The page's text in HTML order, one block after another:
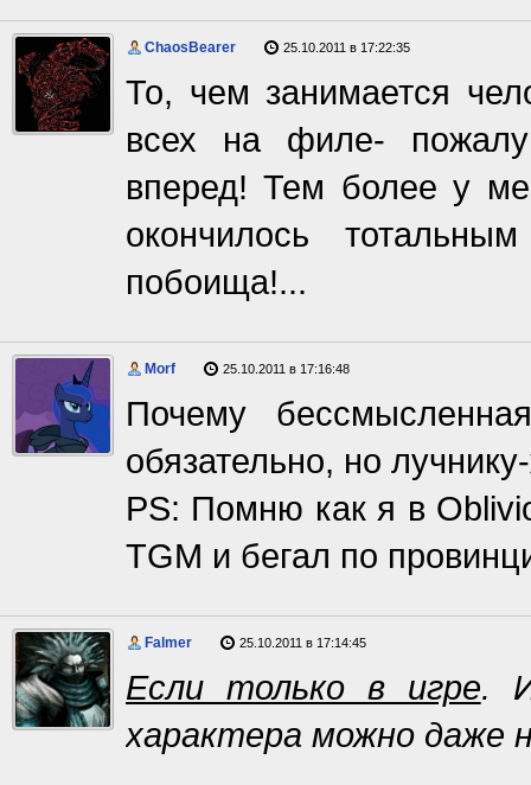
ChaosBearer 25.10.2011 в 17:22:35
То, чем занимается
всех на филе-
вперед! Тем более у
окончилось
побоища!...
Morf 25.10.2011 в 17:16:48
Почему
обязательно, но
PS: Помню как я в
TGM и бегал по
Falmer 25.10.2011 в 17:14:45
Если только в игре.
характера можно даже